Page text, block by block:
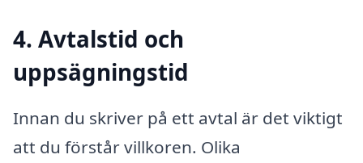
4. Avtalstid och
uppsägningstid
Innan du skriver på ett avtal är det viktigt
att du förstår villkoren. Olika